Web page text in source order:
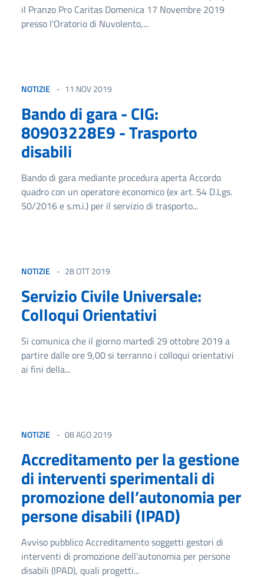
il Pranzo Pro Caritas Domenica 17 Novembre 2019
presso l'Oratorio di Nuvolento,...
NOTIZIE 11 NOV 2019
Bando di gara - CIG:
80903228E9 - Trasporto
disabili
Bando di gara mediante procedura aperta Accordo
quadro con un operatore economico (ex art. 54 D.Lgs.
50/2016 e s.m.i.) per il servizio di trasporto...
NOTIZIE 28 OTT 2019
Servizio Civile Universale:
Colloqui Orientativi
Si comunica che il giorno martedì 29 ottobre 2019 a
partire dalle ore 9,00 si terranno i colloqui orientativi
ai fini della...
NOTIZIE 08 AGO 2019
Accreditamento per la gestione
di interventi sperimentali di
promozione dell’autonomia per
persone disabili (IPAD)
Avviso pubblico Accreditamento soggetti gestori di
interventi di promozione dell’autonomia per persone
disabili (IPAD), quali progetti...